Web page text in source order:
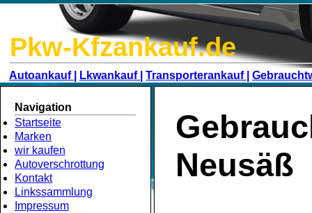
Pkw-Kfzankauf.de
Autoankauf | Lkwankauf | Transporterankauf |
Navigation
Startseite
Marken
wir kaufen
Autoverschrottung
Kontakt
Linkssammlung
Impressum
Neusäß